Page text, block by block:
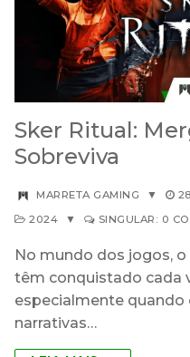
Sker Ritual:
Sobreviva
MARRETA GAMING ▼
2024
▼ SINGULAR: 0
No mundo dos jogos,
têm conquistado cada
especialmente
narrativas…